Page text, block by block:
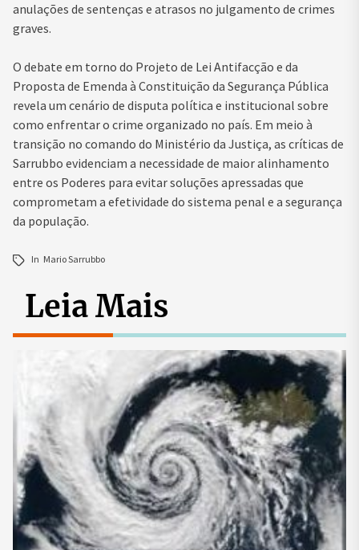
anulações de sentenças e atrasos no julgamento de crimes
graves.
O debate em torno do Projeto de Lei Antifacção e da
Proposta de Emenda à Constituição da Segurança Pública
revela um cenário de disputa política e institucional sobre
como enfrentar o crime organizado no país. Em meio à
transição no comando do Ministério da Justiça, as críticas de
Sarrubbo evidenciam a necessidade de maior alinhamento
entre os Poderes para evitar soluções apressadas que
comprometam a efetividade do sistema penal e a segurança
da população.
In Mario Sarrubbo
Leia Mais